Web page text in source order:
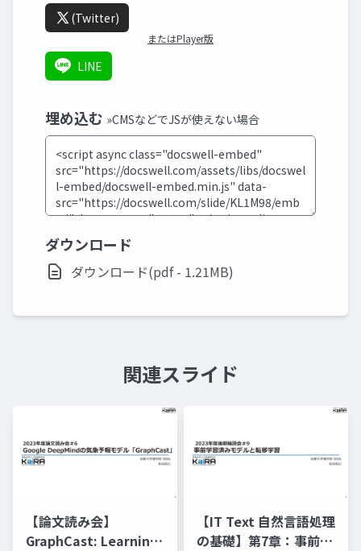
(Twitter)
またはPlayer版
LINE
埋め込む »CMSなどでJSが使えない場合
ダウンロード
ダウンロード(pdf - 1.21MB)
関連スライド
【論文読み会】
GraphCast: Learning
【IT Text 自然言語処理
の基礎】第7章：事前学